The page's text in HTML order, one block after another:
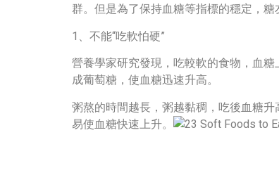
群。但是為了保持血糖等指標的穩定，
1、不能“吃軟怕硬”
營養學家研究發現，吃較軟的食物，血
成葡萄糖，使血糖迅速升高。
粥熬的時間越長，粥越黏稠，吃後血糖升
易使血糖快速上升。